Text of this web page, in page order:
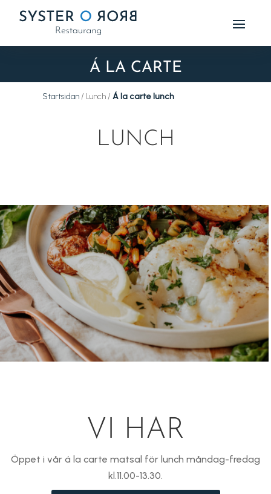
Á LA CARTE
Startsidan/ Lunch / Á la carte lunch
LUNCH
VI HAR
Öppet i vår á la carte matsal för lunch måndag-fredag
kl.11.00-13.30.